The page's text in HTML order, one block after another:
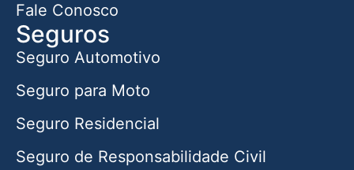
Fale Conosco
Seguros
Seguro Automotivo
Seguro para Moto
Seguro Residencial
Seguro de Responsabilidade Civil